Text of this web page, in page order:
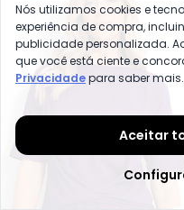
Nós utilizamos cookies e
experiência de compra,
publicidade personalizada.
que você está ciente e
Privacidadepara saber mais.
Aceitar